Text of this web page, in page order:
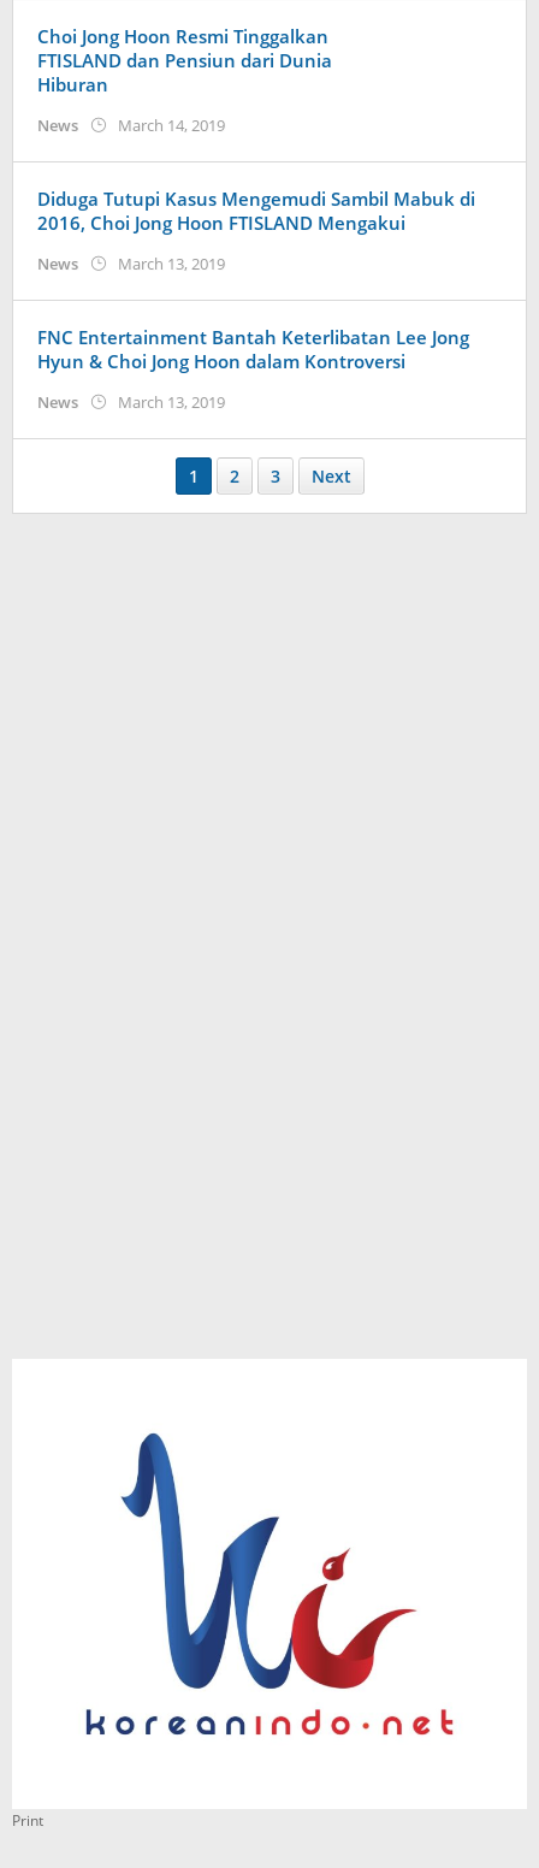
Choi Jong Hoon Resmi Tinggalkan
FTISLAND dan Pensiun dari Dunia
Hiburan
News March 14, 2019by
Diduga Tutupi Kasus Mengemudi Sambil Mabuk di
2016, Choi Jong Hoon FTISLAND Mengakui
News March 13, 2019by
FNC Entertainment Bantah Keterlibatan Lee Jong
Hyun & Choi Jong Hoon dalam Kontroversi
News March 13, 2019by
1 2 3 Next
Print